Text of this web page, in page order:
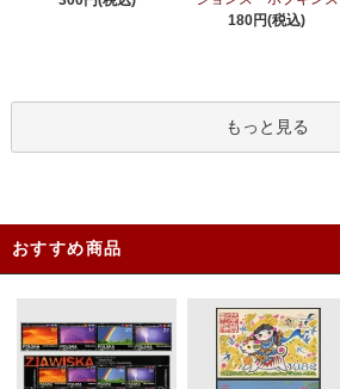
180円(税込)
もっと見る
おすすめ商品